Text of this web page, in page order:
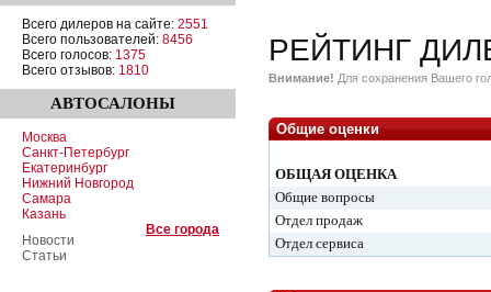
Всего дилеров на сайте: 2551
Всего пользователей: 8456
Всего голосов: 1375
Всего отзывов: 1810
АВТОСАЛОНЫ
Москва
Санкт-Петербург
Екатеринбург
Нижний Новгород
Самара
Казань
Все города
Новости
Статьи
РЕЙТИНГ
Внимание! Для сохранения Вашего
Общие оценки
ОБЩАЯ ОЦЕНКА
Общие вопросы
Отдел продаж
Отдел сервиса